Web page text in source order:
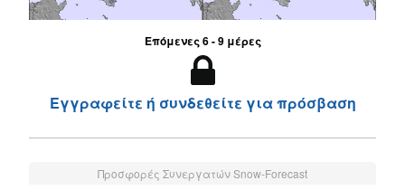
Επόμενες 6 - 9 μέρες
Εγγραφείτε ή συνδεθείτε για πρόσβαση
Προσφορές Συνεργατών Snow-Forecast